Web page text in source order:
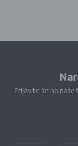
Prijavite se na